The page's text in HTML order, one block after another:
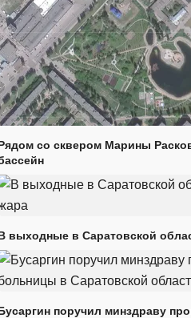
со сквером Марины
выходные в Саратовской
поручил минздраву